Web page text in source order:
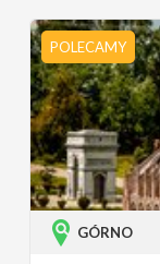
POLECAMY
GÓRNO